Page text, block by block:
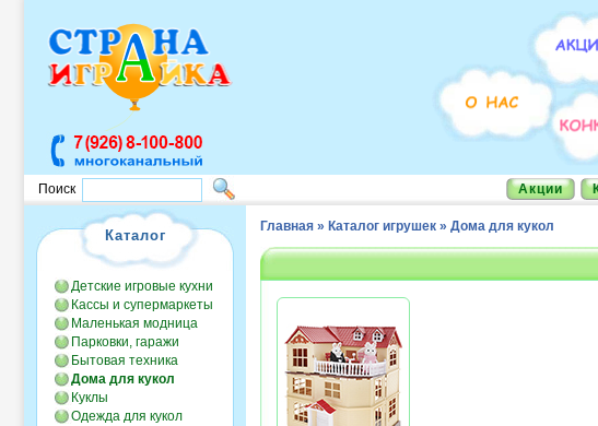
Поиск Акции
Каталог
Детские игровые кухни
Кассы и супермаркеты
Маленькая модница
Парковки, гаражи
Бытовая техника
Дома для кукол
Куклы
Одежда для кукол
Главная » Каталог игрушек » Дома для кукол